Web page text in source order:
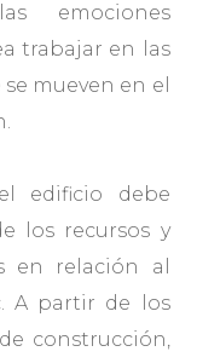
emociones
trabajar en las
mueven en el
edificio debe
los recursos y
en relación al
A partir de los
construcción,